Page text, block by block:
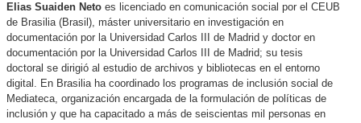
Elias Suaiden Neto es licenciado en comunicación social por el CEUB
de Brasilia (Brasil), máster universitario en investigación en
documentación por la Universidad Carlos III de Madrid y doctor en
documentación por la Universidad Carlos III de Madrid; su tesis
doctoral se dirigió al estudio de archivos y bibliotecas en el entorno
digital. En Brasilia ha coordinado los programas de inclusión social de
Mediateca, organización encargada de la formulación de políticas de
inclusión y que ha capacitado a más de seiscientas mil personas en